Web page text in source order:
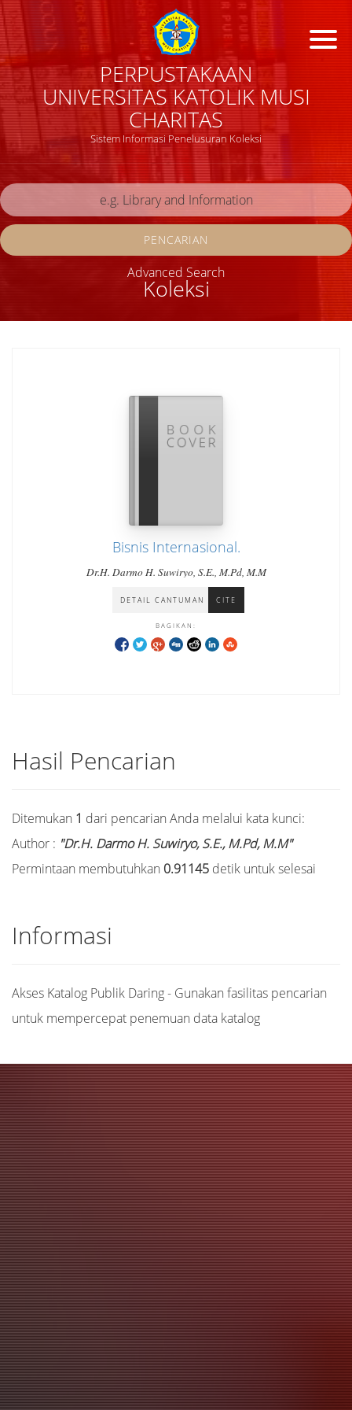
PERPUSTAKAAN
UNIVERSITAS KATOLIK MUSI
CHARITAS
Sistem Informasi Penelusuran Koleksi
Koleksi
PENCARIAN
Advanced Search
Bisnis Internasional.
Dr.H. Darmo H. Suwiryo, S.E., M.Pd, M.M
DETAIL CANTUMAN CITE
BAGIKAN:
Hasil Pencarian
Ditemukan 1 dari pencarian Anda melalui kata kunci:
Author : "Dr.H. Darmo H. Suwiryo, S.E., M.Pd, M.M"
Permintaan membutuhkan 0.91145 detik untuk selesai
Informasi
Akses Katalog Publik Daring - Gunakan fasilitas pencarian
untuk mempercepat penemuan data katalog
Judul
Pengarang
Subyek
ISBN/ISSN
Tipe Koleksi
Lokasi
GMD